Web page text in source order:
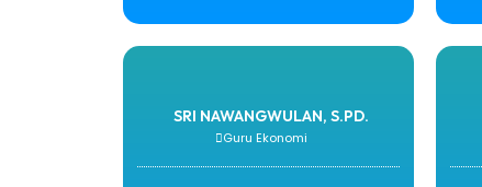
SRI NAWANGWULAN, S.PD.
Guru Ekonomi